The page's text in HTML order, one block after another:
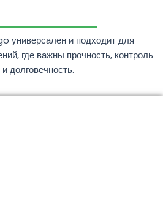
универсален и подходит для
где важны прочность, контроль
долговечность.